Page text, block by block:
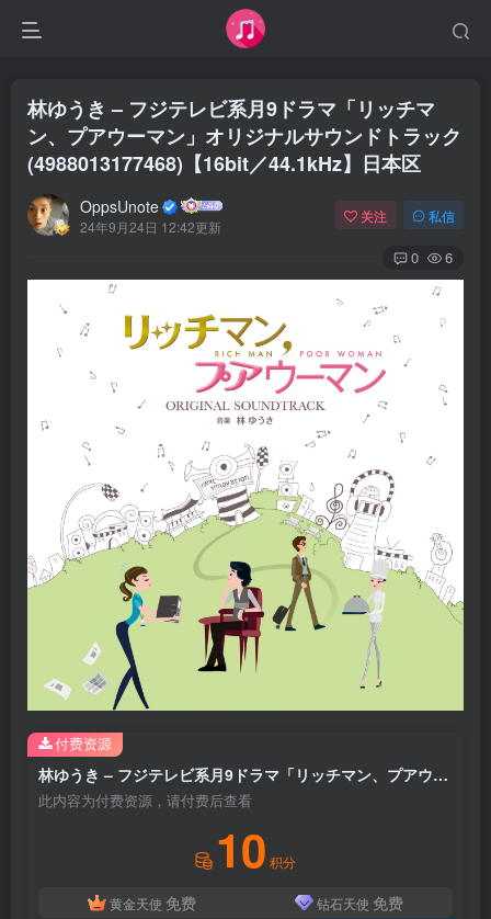
林ゆうき – フジテレビ系月9ドラマ「リッチマ
ン、プアウーマン」オリジナルサウンドトラック
(4988013177468)【16bit／44.1kHz】日本区
OppsUnote
24年9月24日 12:42更新
关注 私信
0 6
林ゆうき – フジテレビ系月9ドラマ「リッチマン、プアウーマン」オリジナルサウンドトラック(4988013177468)【16bit／44.1kHz】日本区
此内容为付费资源，请付费后查看
10 积分
黄金天使 免费 钻石天使 免费
付费资源